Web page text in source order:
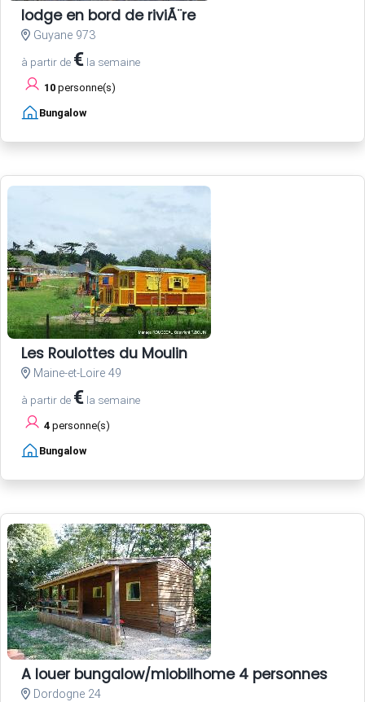
lodge en bord de riviÃ¨re
Guyane 973
à partir de € la semaine
10 personne(s)
Bungalow
Les Roulottes du Moulin
Maine-et-Loire 49
à partir de € la semaine
4 personne(s)
Bungalow
A louer bungalow/miobilhome 4 personnes
Dordogne 24